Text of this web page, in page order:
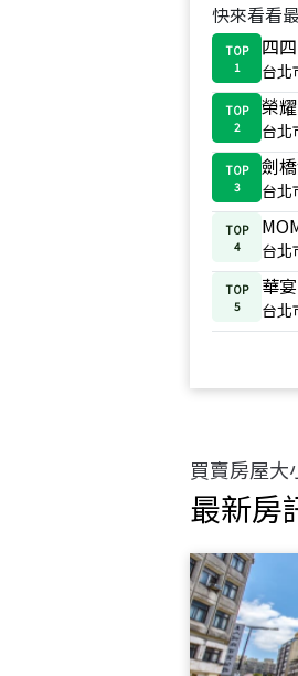
快來看看
TOP
1
四
台北
TOP
2
榮
台北
TOP
3
劍
台北
TOP
4
台北
TOP
5
華宴
台北
買賣房屋大
最新房